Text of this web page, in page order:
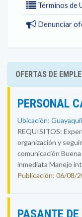
Términos de
Denunciar
OFERTAS DE
PERSONAL
Ubicación:
REQUISITOS:
organización y
comunicación
inmediata Manejo
Publicación: 06/08/
PASANTE